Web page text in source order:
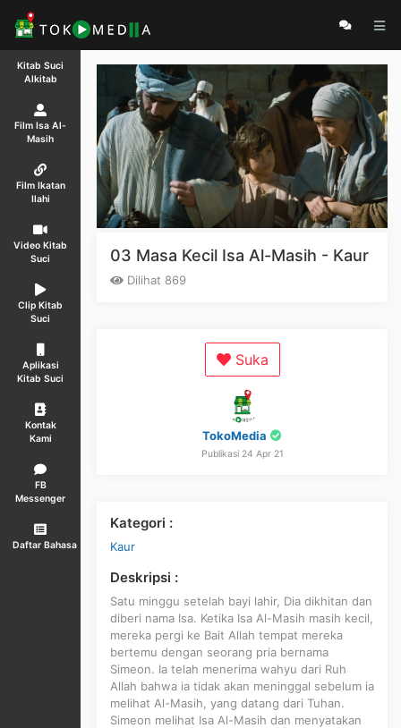
Kitab Suci
Alkitab
Film Isa Al-
Masih
Film Ikatan
Ilahi
Video Kitab
Suci
Clip Kitab
Suci
Aplikasi
Kitab Suci
Kontak
Kami
FB
Messenger
Daftar Bahasa
03 Masa Kecil Isa Al-Masih - Kaur
Dilihat 869
Suka
TokoMedia
Publikasi 24 Apr 21
Kategori :
Kaur
Deskripsi :
Satu minggu setelah bayi lahir, Dia dikhitan dan
diberi nama Isa. Ketika Isa Al-Masih masih kecil,
mereka pergi ke Bait Allah tempat mereka
bertemu dengan seorang pria bernama
Simeon. Ia telah menerima wahyu dari Ruh
Allah bahwa ia tidak akan meninggal sebelum ia
melihat Al-Masih, yang datang dari Tuhan.
Simeon melihat Isa Al-Masih dan menyatakan